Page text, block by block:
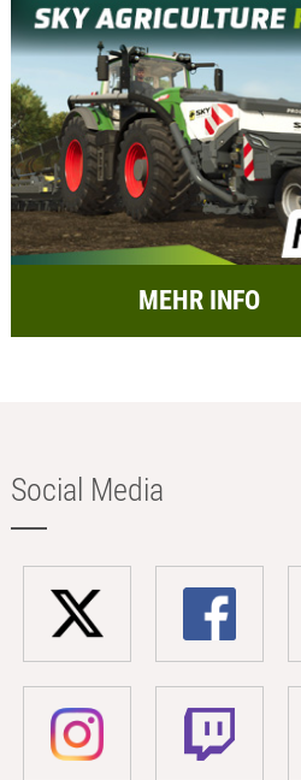
MEHR INFO
Social Media